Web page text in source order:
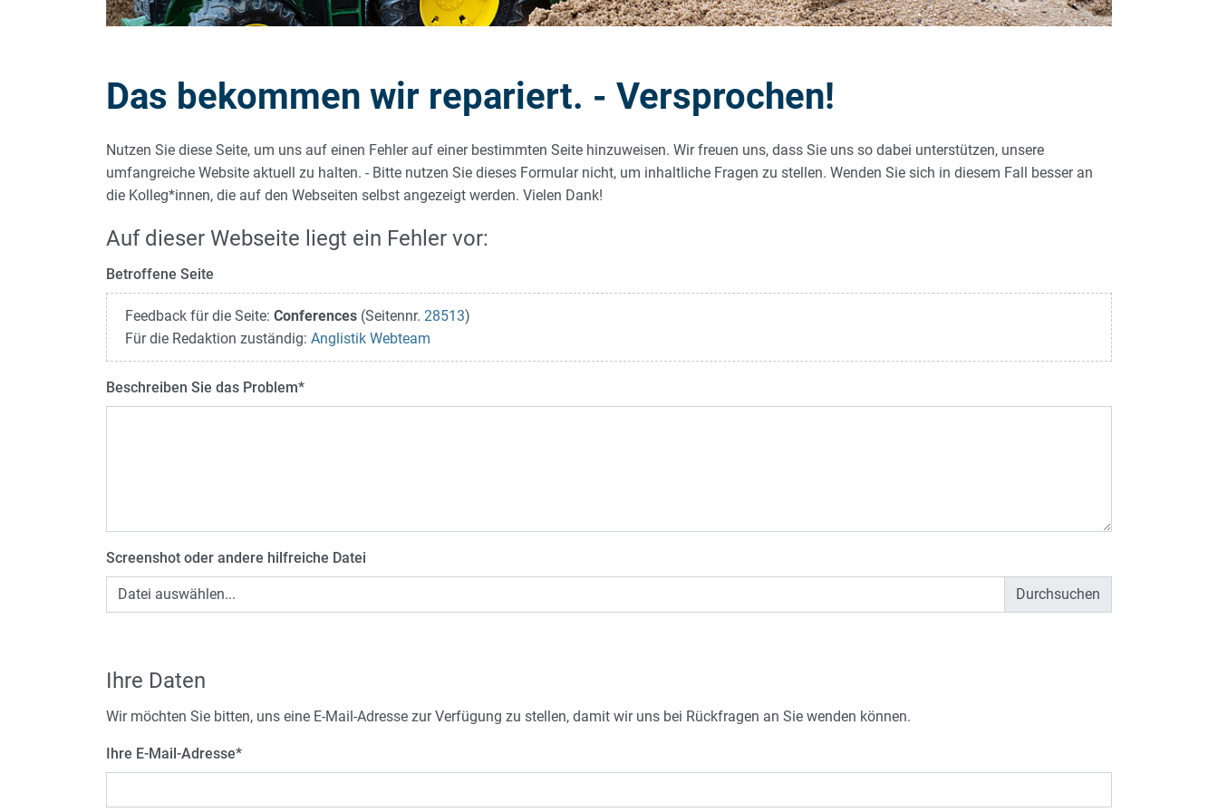
Das bekommen wir repariert. - Versprochen!
Nutzen Sie diese Seite, um uns auf einen Fehler auf einer bestimmten Seite hinzuweisen. Wir freuen uns, dass Sie uns so dabei unterstützen, unsere
umfangreiche Website aktuell zu halten. - Bitte nutzen Sie dieses Formular nicht, um inhaltliche Fragen zu stellen. Wenden Sie sich in diesem Fall besser an
die Kolleg*innen, die auf den Webseiten selbst angezeigt werden. Vielen Dank!
Auf dieser Webseite liegt ein Fehler vor:
Betroffene Seite
Feedback für die Seite: Conferences (Seitennr. 28513)
Für die Redaktion zuständig: Anglistik Webteam
Beschreiben Sie das Problem*
Screenshot oder andere hilfreiche Datei
Datei auswählen...
Ihre Daten
Wir möchten Sie bitten, uns eine E-Mail-Adresse zur Verfügung zu stellen, damit wir uns bei Rückfragen an Sie wenden können.
Ihre E-Mail-Adresse*